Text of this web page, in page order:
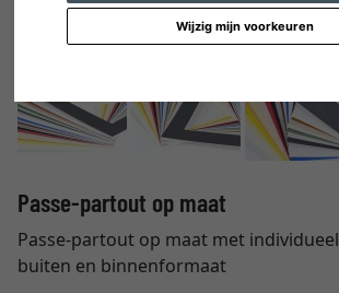
Wijzig mijn voorkeuren
Passe-partout op maat
Passe-partout op maat met individueel
buiten en binnenformaat